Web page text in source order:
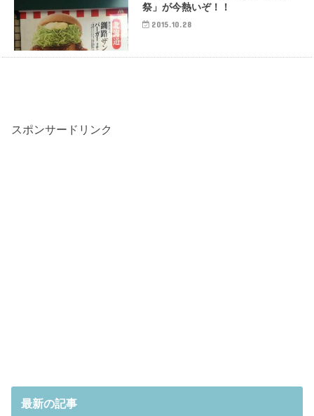
祭」が今熱いぞ！！
2015.10.28
スポンサードリンク
最新の記事